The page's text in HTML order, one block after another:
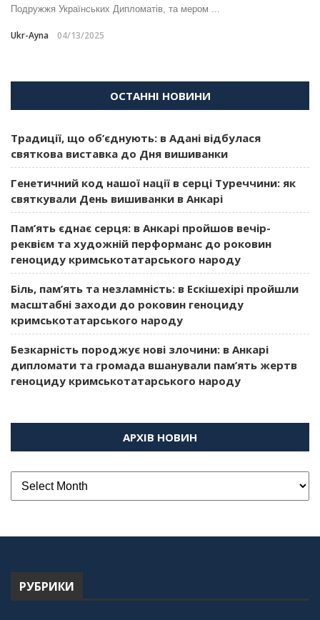
Подружжя Українських Дипломатів, та мером ...
Ukr-Ayna 04/13/2025
ОСТАННІ НОВИНИ
Традиції, що об’єднують: в Адані відбулася
святкова виставка до Дня вишиванки
Генетичний код нашої нації в серці Туреччини: як
святкували День вишиванки в Анкарі
Пам’ять єднає серця: в Анкарі пройшов вечір-
реквієм та художній перформанс до роковин
геноциду кримськотатарського народу
Біль, пам’ять та незламність: в Ескішехірі пройшли
масштабні заходи до роковин геноциду
кримськотатарського народу
Безкарність породжує нові злочини: в Анкарі
дипломати та громада вшанували пам’ять жертв
геноциду кримськотатарського народу
АРХІВ НОВИН
РУБРИКИ